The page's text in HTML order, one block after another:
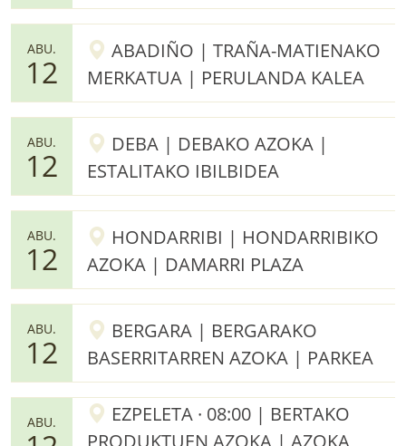
ABU.
12
ABADIÑO | TRAÑA-MATIENAKO
MERKATUA | PERULANDA KALEA
ABU.
12
DEBA | DEBAKO AZOKA |
ESTALITAKO IBILBIDEA
ABU.
12
HONDARRIBI | HONDARRIBIKO
AZOKA | DAMARRI PLAZA
ABU.
12
BERGARA | BERGARAKO
BASERRITARREN AZOKA | PARKEA
ABU.
EZPELETA · 08:00 | BERTAKO